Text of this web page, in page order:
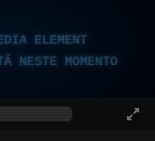
ELEMENT
NESTE MOMENTO